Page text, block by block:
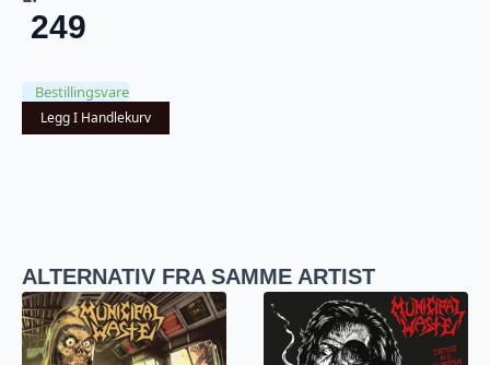
249
Bestillingsvare
Legg I Handlekurv
ALTERNATIV FRA SAMME ARTIST